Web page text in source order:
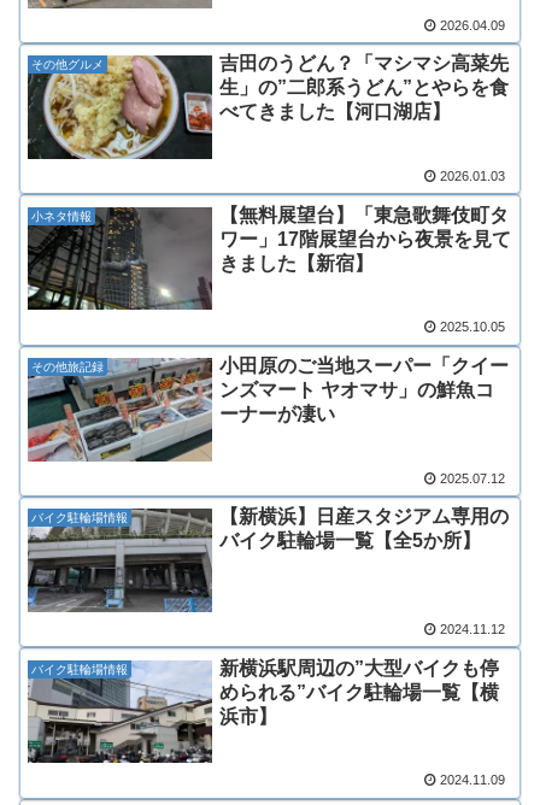
2026.04.09
その他グルメ
吉田のうどん？「マシマシ高菜先
生」の”二郎系うどん”とやらを食
べてきました【河口湖店】
2026.01.03
小ネタ情報
【無料展望台】「東急歌舞伎町タ
ワー」17階展望台から夜景を見て
きました【新宿】
2025.10.05
その他旅記録
小田原のご当地スーパー「クイー
ンズマート ヤオマサ」の鮮魚コ
ーナーが凄い
2025.07.12
バイク駐輪場情報
【新横浜】日産スタジアム専用の
バイク駐輪場一覧【全5か所】
2024.11.12
バイク駐輪場情報
新横浜駅周辺の”大型バイクも停
められる”バイク駐輪場一覧【横
浜市】
2024.11.09